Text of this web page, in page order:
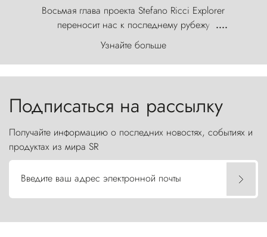
Восьмая глава проекта Stefano Ricci Explorer
переносит нас к последнему рубежу
первозданного мира, где ветер с
первобытной яростью ваяет ландшафт, а пики
Торрес-дель-Пайне, словно каменные стражи,
....
Узнайте больше
Подписаться на рассылку
Получайте информацию о последних новостях, событиях и
продуктах из мира SR
Введите ваш адрес электронной почты